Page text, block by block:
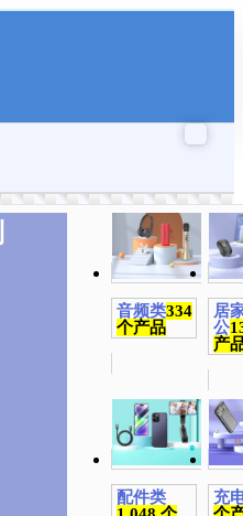
音频类334
个产品
居
公
产
配件类
充